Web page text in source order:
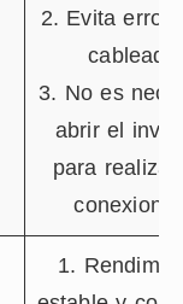
2. Evita
cableado
3. No es
abrir el
para
1.